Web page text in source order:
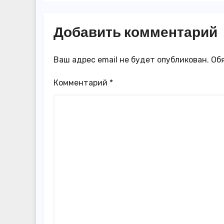
Добавить комментарий
Ваш адрес email не будет опубликован.
Комментарий *